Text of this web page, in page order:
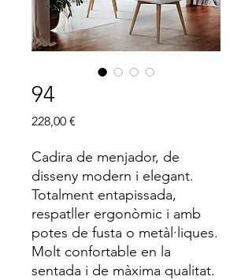
94
228,00 €
Cadira de menjador, de
disseny modern i elegant.
Totalment entapissada,
respatller ergonòmic i amb
potes de fusta o metàl·liques.
Molt confortable en la
sentada i de màxima qualitat.